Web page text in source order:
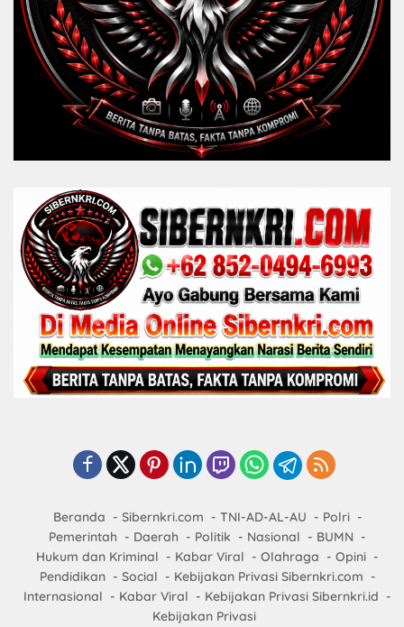
Beranda Sibernkri.com TNI-AD-AL-AU
Polri
Pemerintah
Daerah Politik Nasional
BUMN
Hukum dan Kriminal
Kabar Viral Olahraga
Opini
Pendidikan
Social
Kebijakan Privasi Sibernkri.com
Internasional
Kabar Viral
Kebijakan Privasi Sibernkri.id
Kebijakan Privasi